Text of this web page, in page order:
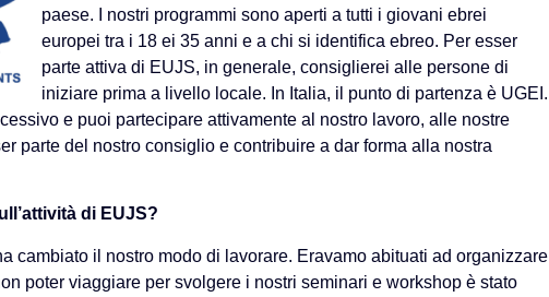
paese. I nostri programmi sono aperti a tutti i giovani ebrei
europei tra i 18 ei 35 anni e a chi si identifica ebreo. Per esser
parte attiva di EUJS, in generale, consiglierei alle persone di
iniziare prima a livello locale. In Italia, il punto di partenza è UGEI.
e puoi partecipare attivamente al nostro lavoro, alle nostre
parte del nostro consiglio e contribuire a dar forma alla nostra
di EUJS?
cambiato il nostro modo di lavorare. Eravamo abituati ad organizzare
poter viaggiare per svolgere i nostri seminari e workshop è stato